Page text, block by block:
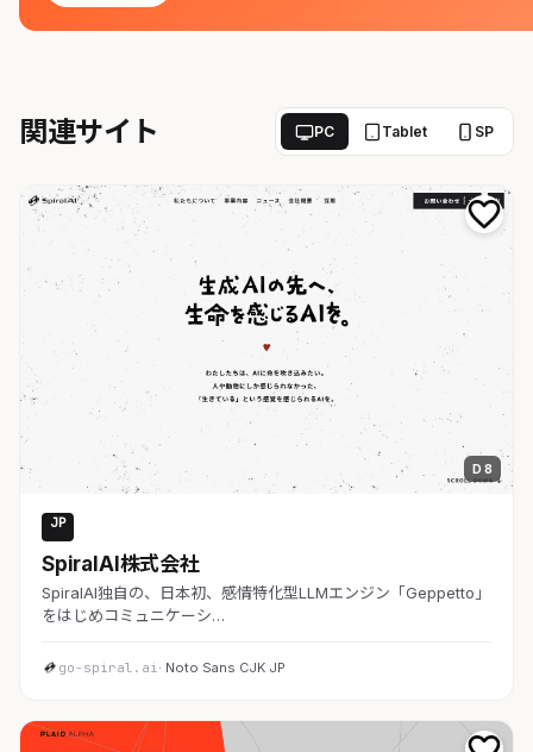
関連サイト PC Tablet SP
D 8
JP
SpiralAI株式会社
SpiralAI独自の、日本初、感情特化型LLMエンジン「Geppetto」
をはじめコミュニケーシ…
go-spiral.ai· Noto Sans CJK JP